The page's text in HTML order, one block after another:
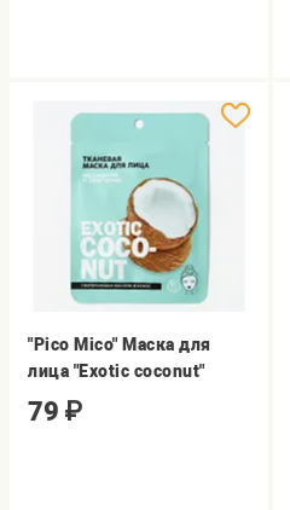
"Pico Mico" Маска для
лица "Exotic coconut"
79 ₽